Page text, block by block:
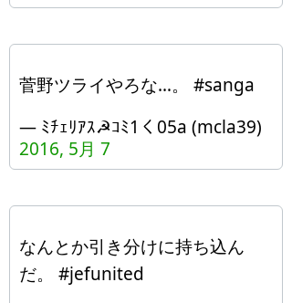
菅野ツライやろな…。 #sanga
— ﾐﾁｪﾘｱｽ☭ｺﾐ1く05a (mcla39)
2016, 5月 7
なんとか引き分けに持ち込ん
だ。 #jefunited